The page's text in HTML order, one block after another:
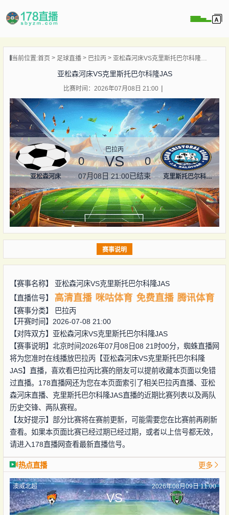
当前位置:首页 足球直播 巴拉丙 亚松森河床VS克里斯托巴尔科隆JAS
亚松森河床VS克里斯托巴尔科隆JAS
比赛时间：2026年07月08日 21:00
亚松森河床
巴拉丙
0 VS 0
07月08日 21:00已结束 克里斯托巴尔科隆JAS
赛事说明
【赛事名称】 亚松森河床VS克里斯托巴尔科隆JAS
【直播信号】
高清直播 咪咕体育 免费直播 腾讯体育
【赛事分类】
巴拉丙
【开赛时间】2026-07-08 21:00
【对阵双方】 亚松森河床VS克里斯托巴尔科隆JAS
【赛事说明】北京时间2026年07月08日08 21时00分，蜘蛛直播网
将为您准时在线播放巴拉丙【亚松森河床VS克里斯托巴尔科隆
JAS】直播，喜欢看巴拉丙比赛的朋友可以提前收藏本页面以免错
过直播。178直播网还为您在本页面索引了相关巴拉丙直播、亚松
森河床直播、克里斯托巴尔科隆JAS直播的近期比赛列表以及两队
历史交锋、两队赛程。
【友好提示】部分比赛将在赛前更新，可能需要您在比赛前再刷新
查看。如果本页面比赛已经过期已经过期，或者以上信号都无效，
请进入178直播网查看最新直播信号。
热点直播 更多
澳威北超 2026年08月09日 11:00
VS